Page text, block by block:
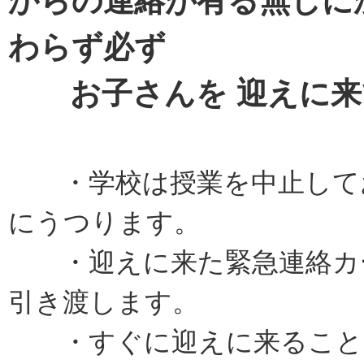
わらず必ず
お子さんを 迎えに来
・学校は授業を中止して
にうつります。
・迎えに来た緊急連絡カ
引き渡します。
・すぐに迎えに来ること